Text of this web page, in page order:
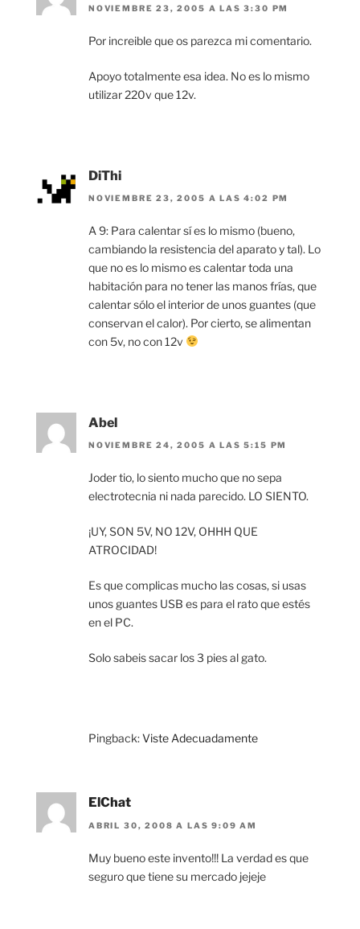
NOVIEMBRE 23, 2005 A LAS 3:30 PM
Por increible que os parezca mi comentario.
Apoyo totalmente esa idea. No es lo mismo
utilizar 220v que 12v.
DiThi
NOVIEMBRE 23, 2005 A LAS 4:02 PM
A 9: Para calentar sí es lo mismo (bueno,
cambiando la resistencia del aparato y tal). Lo
que no es lo mismo es calentar toda una
habitación para no tener las manos frías, que
calentar sólo el interior de unos guantes (que
conservan el calor). Por cierto, se alimentan
con 5v, no con 12v
Abel
NOVIEMBRE 24, 2005 A LAS 5:15 PM
Joder tio, lo siento mucho que no sepa
electrotecnia ni nada parecido. LO SIENTO.
¡UY, SON 5V, NO 12V, OHHH QUE
ATROCIDAD!
Es que complicas mucho las cosas, si usas
unos guantes USB es para el rato que estés
en el PC.
Solo sabeis sacar los 3 pies al gato.
Pingback:Viste Adecuadamente
ElChat
ABRIL 30, 2008 A LAS 9:09 AM
Muy bueno este invento!!! La verdad es que
seguro que tiene su mercado jejeje